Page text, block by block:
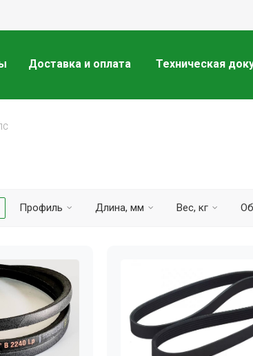
Доставка и оплата Техническая
Профиль Длина, мм Вес, кг